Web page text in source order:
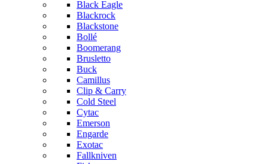
Black Eagle
Blackrock
Blackstone
Bollé
Boomerang
Brusletto
Buck
Camillus
Clip & Carry
Cold Steel
Cytac
Emerson
Engarde
Exotac
Fallkniven